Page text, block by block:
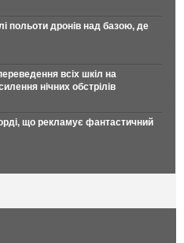
польоти дронів над базою, де
всіх шкіл на
нічних обстрілів
що рекламує фантастичний